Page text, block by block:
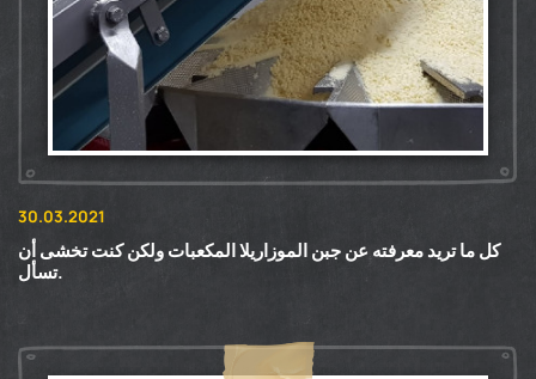
30.03.2021
كل ما تريد معرفته عن جبن الموزاريلا المكعبات ولكن كنت تخشى أن
تسأل.